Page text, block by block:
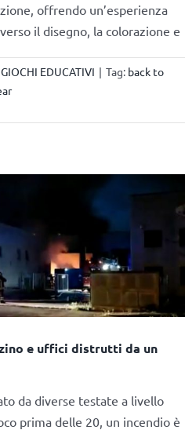
offrendo un’esperienza
il disegno, la colorazione e
GIOCHI EDUCATIVI | Tag: back to
e uffici distrutti da un
da diverse testate a livello
prima delle 20, un incendio è